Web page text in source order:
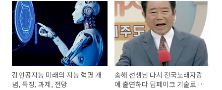
강인공지능 미래의 지능 혁명 개
념, 특징, 과제, 전망
송해 선생님 다시 전국노래자랑
에 출연하다 딥페이크 기술로 재